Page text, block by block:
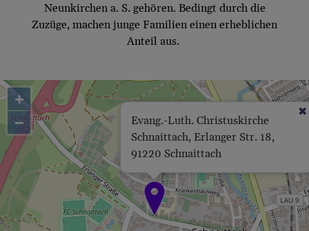
Neunkirchen a. S. gehören. Bedingt durch die
Zuzüge, machen junge Familien einen erheblichen
Anteil aus.
Evang.-Luth. Christuskirche
Schnaittach, Erlanger Str. 18,
91220 Schnaittach
+
−